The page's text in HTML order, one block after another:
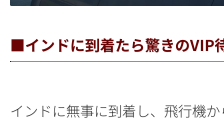
■インドに到着たら驚きのVIP
インドに無事に到着し、飛行機